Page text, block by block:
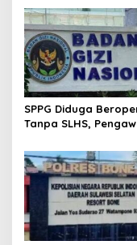
SPPG Diduga
Tanpa SLHS,
Dipertanyakan